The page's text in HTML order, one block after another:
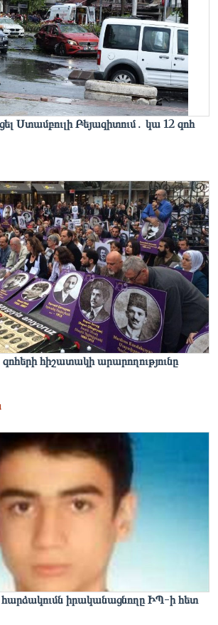
Ստամբուլի Բեյազիտում․ կա 12 զոհ
հիշատակի արարողությունը
հարձակումն իրականացնողը ԻՊ-ի հետ